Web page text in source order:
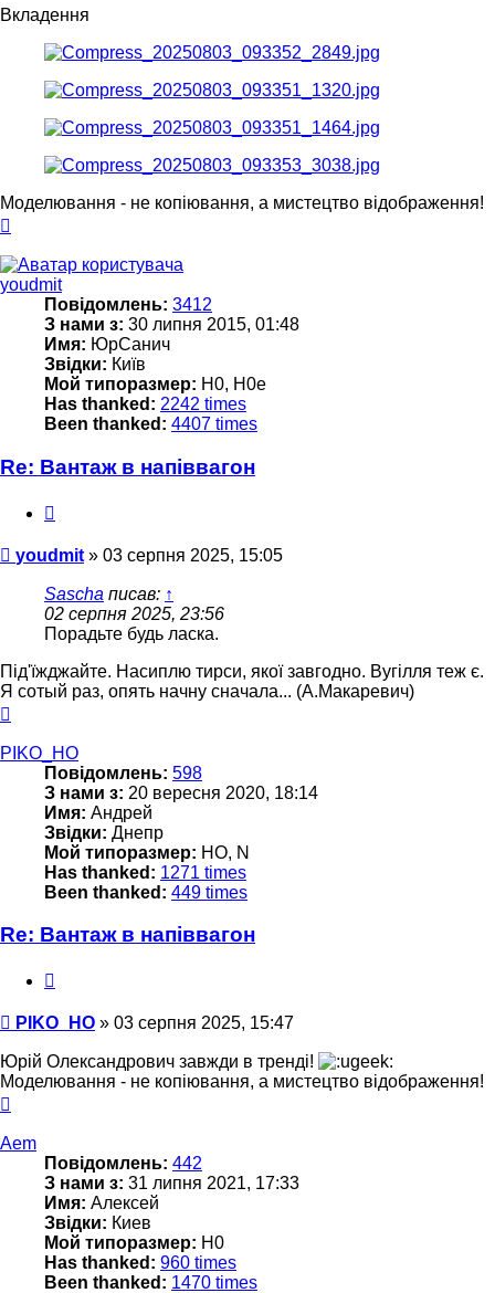
Вкладення
Моделювання - не копіювання, а мистецтво відображення!
youdmit
Повідомлень: 3412
З нами з: 30 липня 2015, 01:48
Имя: ЮрСанич
Звідки: Київ
Мой типоразмер: H0, H0e
Has thanked: 2242 times
Been thanked: 4407 times
Re: Вантаж в напіввагон
Повідомлення
youdmit » 03 серпня 2025, 15:05
Sascha писав: ↑
02 серпня 2025, 23:56
Порадьте будь ласка.
Під'їжджайте. Насиплю тирси, якої завгодно. Вугілля теж є.
Я сотый раз, опять начну сначала... (А.Макаревич)
PIKO_HO
Повідомлень: 598
З нами з: 20 вересня 2020, 18:14
Имя: Андрей
Звідки: Днепр
Мой типоразмер: НО, N
Has thanked: 1271 times
Been thanked: 449 times
Re: Вантаж в напіввагон
Повідомлення
PIKO_HO » 03 серпня 2025, 15:47
Юрій Олександрович завжди в тренді!
Моделювання - не копіювання, а мистецтво відображення!
Aem
Повідомлень: 442
З нами з: 31 липня 2021, 17:33
Имя: Алексей
Звідки: Киев
Мой типоразмер: H0
Has thanked: 960 times
Been thanked: 1470 times